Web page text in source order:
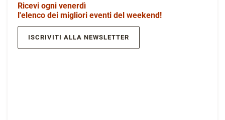
Ricevi ogni venerdì
l'elenco dei migliori eventi del weekend!
ISCRIVITI ALLA NEWSLETTER